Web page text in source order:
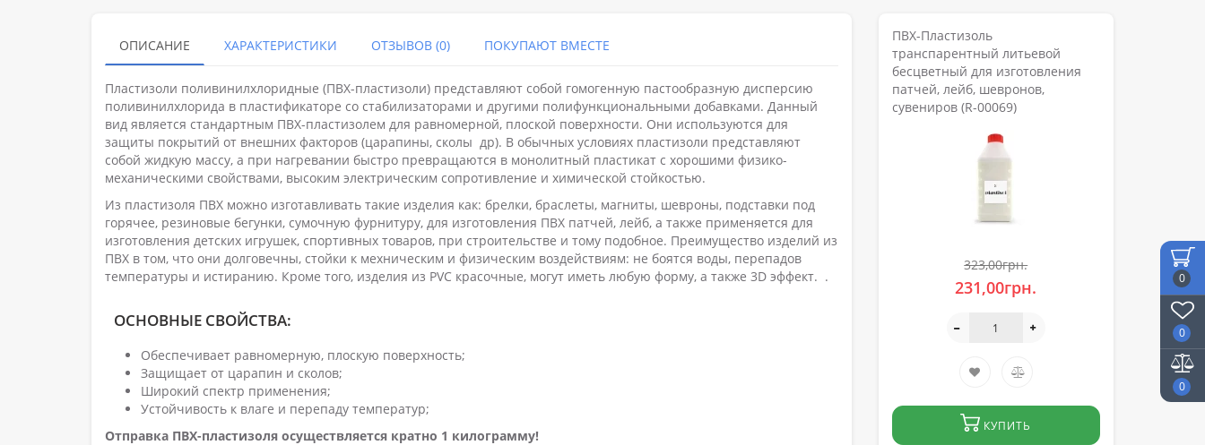
0
0
0
ОПИСАНИЕ ХАРАКТЕРИСТИКИ ОТЗЫВОВ (0) ПОКУПАЮТ ВМЕСТЕ
Пластизоли поливинилхлоридные (ПВХ-пластизоли) представляют собой гомогенную пастообразную дисперсию
поливинилхлорида в пластификаторе со стабилизаторами и другими полифункциональными добавками. Данный
вид является стандартным ПВХ-пластизолем для равномерной, плоской поверхности. Они используются для
защиты покрытий от внешних факторов (царапины, сколы др). В обычных условиях пластизоли представляют
собой жидкую массу, а при нагревании быстро превращаются в монолитный пластикат с хорошими физико-
механическими свойствами, высоким электрическим сопротивление и химической стойкостью.
Из пластизоля ПВХ можно изготавливать такие изделия как: брелки, браслеты, магниты, шевроны, подставки под
горячее, резиновые бегунки, сумочную фурнитуру, для изготовления ПВХ патчей, лейб, а также применяется для
изготовления детских игрушек, спортивных товаров, при строительстве и тому подобное. Преимущество изделий из
ПВХ в том, что они долговечны, стойки к мехническим и физическим воздействиям: не боятся воды, перепадов
температуры и истиранию. Кроме того, изделия из PVC красочные, могут иметь любую форму, а также 3D эффект. .
ОСНОВНЫЕ СВОЙСТВА:
Обеспечивает равномерную, плоскую поверхность;
Защищает от царапин и сколов;
Широкий спектр применения;
Устойчивость к влаге и перепаду температур;
Отправка ПВХ-пластизоля осуществляется кратно 1 килограмму!
ПВХ-Пластизоль
транспарентный литьевой
бесцветный для изготовления
патчей, лейб, шевронов,
сувениров (R-00069)
323,00грн.
231,00грн.
КУПИТЬ